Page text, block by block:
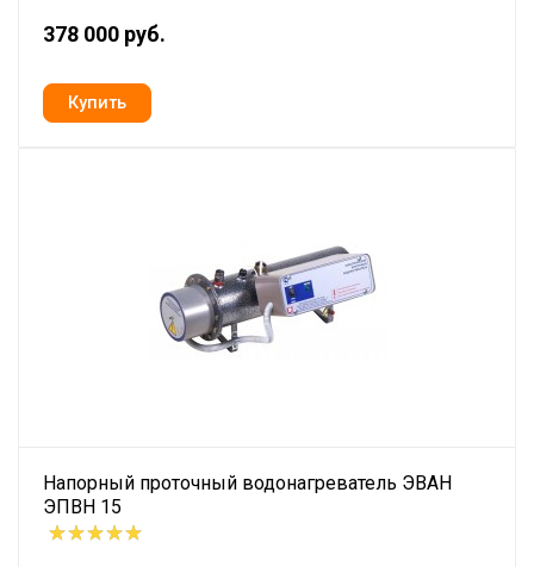
378 000 руб.
Напорный проточный водонагреватель ЭВАН
ЭПВН 15